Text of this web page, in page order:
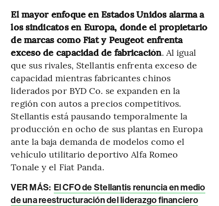
El mayor enfoque en Estados Unidos alarma a
los sindicatos en Europa, donde el propietario
de marcas como Fiat y Peugeot enfrenta
exceso de capacidad de fabricación. Al igual
que sus rivales, Stellantis enfrenta exceso de
capacidad mientras fabricantes chinos
liderados por BYD Co. se expanden en la
región con autos a precios competitivos.
Stellantis está pausando temporalmente la
producción en ocho de sus plantas en Europa
ante la baja demanda de modelos como el
vehículo utilitario deportivo Alfa Romeo
Tonale y el Fiat Panda.
VER MÁS: El CFO de Stellantis renuncia en medio
de una reestructuración del liderazgo financiero